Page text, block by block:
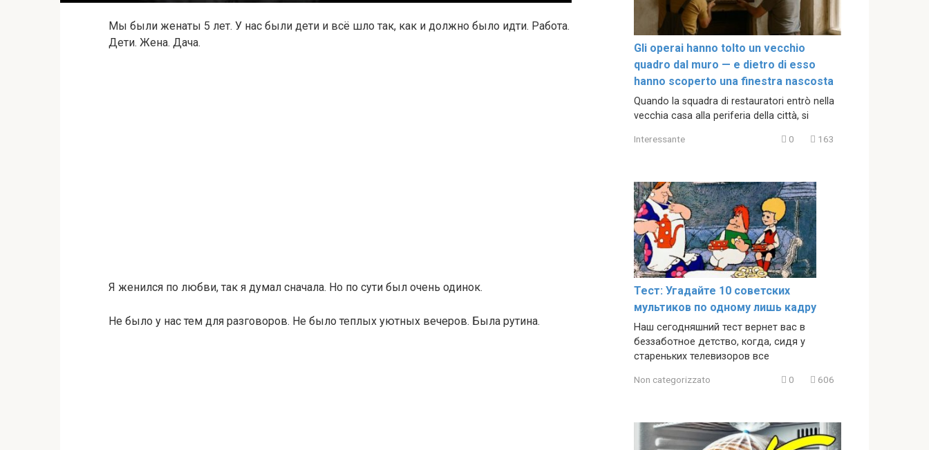
Мы были женаты 5 лет. У нас были дети и всё шло так, как и должно было идти. Работа.
Дети. Жена. Дача.
Я женился по любви, так я думал сначала. Но по сути был очень одинок.
Не было у нас тем для разговоров. Не было теплых уютных вечеров. Была рутина.
Gli operai hanno tolto un vecchio
quadro dal muro — e dietro di esso
hanno scoperto una finestra nascosta
Quando la squadra di restauratori entrò nella
vecchia casa alla periferia della città, si
Interessante 0 163
Тест: Угадайте 10 советских
мультиков по одному лишь кадру
Наш сегодняшний тест вернет вас в
беззаботное детство, когда, сидя у
стареньких телевизоров все
Non categorizzato 0 606